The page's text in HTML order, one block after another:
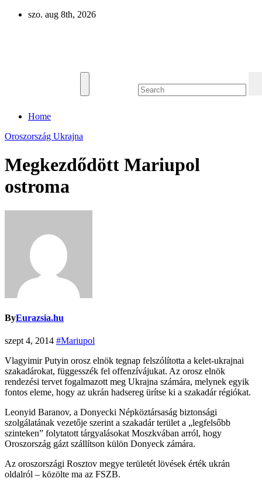
Skip
szo. aug 8th, 2026
Home
Oroszország Ukrajna
Megkezdődött Mariupol
ostroma
ByEurazsia.hu
szept 4, 2014 #Mariupol
Vlagyimir Putyin orosz elnök tegnap felszólította a kelet-ukrajnai
szakadárokat, függesszék fel offenzívájukat. Az orosz elnök
rendezési tervet fogalmazott meg Ukrajna számára, melynek egyik
fontos eleme, hogy az ukrán hadsereg ürítse ki a szakadár régiókat.
Leonyid Baranov, a Donyecki Népköztársaság biztonsági
szolgálatának vezetője szerint a szakadár terület a „legfelsőbb
szinteken” folytatott tárgyalásokat Moszkvában arról, hogy
Oroszország gázt szállítson külön Donyeck zámára.
Az oroszországi Rosztov megye területét lövések érték ukrán
oldalról – közölte ma az FSZB.